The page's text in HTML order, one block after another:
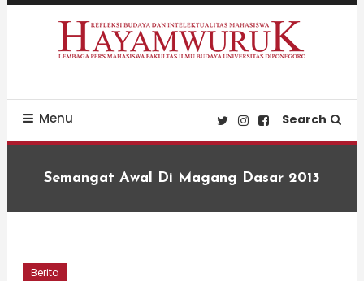
Skip
Menu Search
Semangat Awal Di Magang Dasar 2013
Berita